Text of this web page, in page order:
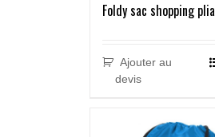
Foldy sac shopping
Ajouter au
devis